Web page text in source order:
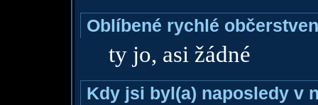
Oblíbené rychlé
ty jo, asi žádné
Kdy jsi byl(a) naposledy v